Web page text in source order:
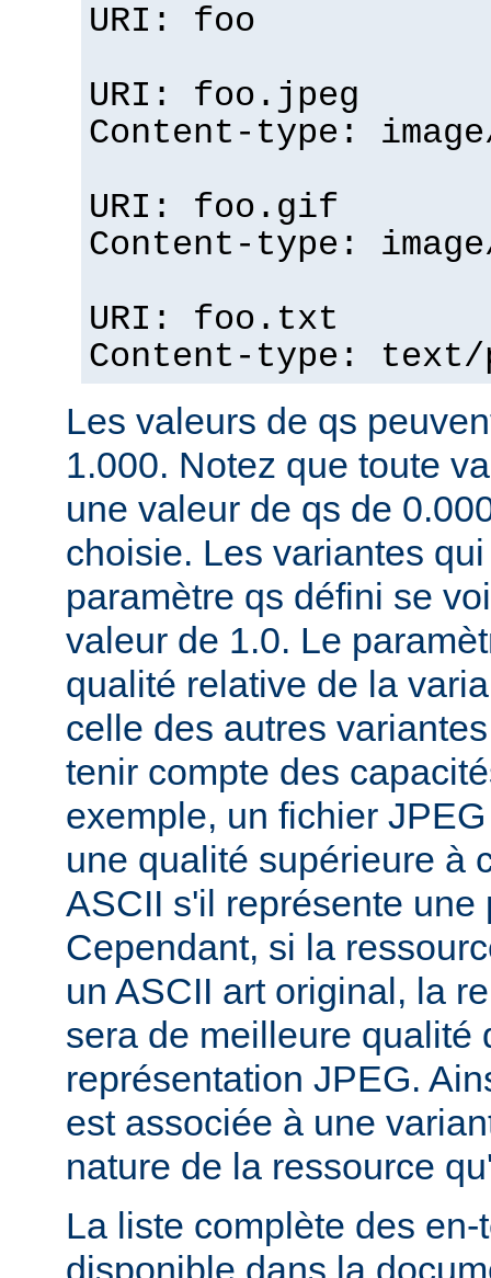
URI: foo
URI: foo.jpeg
Content-type:
URI: foo.gif
Content-type:
URI: foo.txt
Content-type:
Les valeurs de qs
1.000. Notez que toute
une valeur de qs de
choisie. Les variantes
paramètre qs défini se
valeur de 1.0. Le
qualité relative de la
celle des autres
tenir compte des
exemple, un fichier
une qualité supérieure à
ASCII s'il représente une
Cependant, si la
un ASCII art original, la
sera de meilleure qualité
représentation JPEG.
est associée à une
nature de la ressource
La liste complète des
disponible dans la